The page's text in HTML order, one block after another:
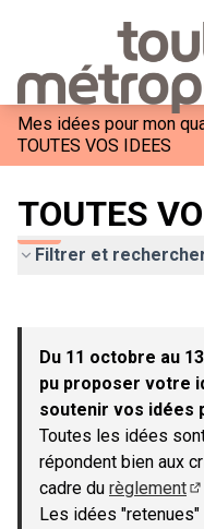
Mes idées pour mon
TOUTES VOS IDEES
TOUTES
Filtrer et
−
Du 11 octobre au
pu proposer votre
soutenir vos idées
Toutes les idées
répondent bien aux
cadre du règlement
Les idées